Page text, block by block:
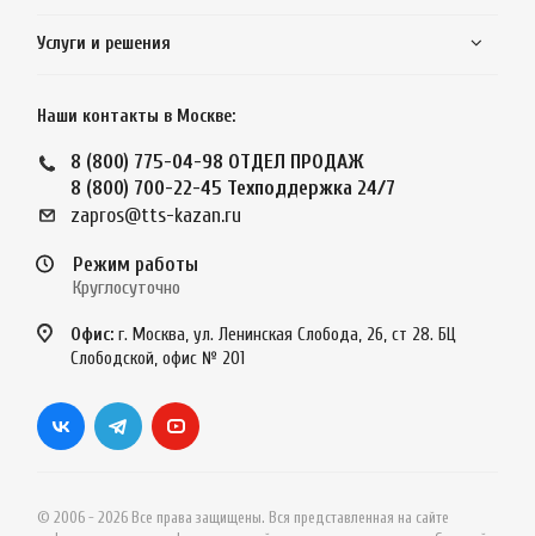
Услуги и решения
Наши контакты в Москве:
8 (800) 775-04-98 ОТДЕЛ ПРОДАЖ
8 (800) 700-22-45 Техподдержка 24/7
zapros@tts-kazan.ru
Режим работы
Круглосуточно
Офис: г. Москва, ул. Ленинская Слобода, 26, ст 28. БЦ
Слободской, офис № 201
© 2006 - 2026 Все права защищены. Вся представленная на сайте